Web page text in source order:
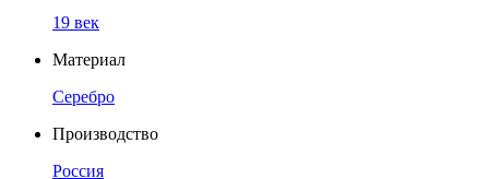
19 век
Материал
Серебро
Производство
Россия